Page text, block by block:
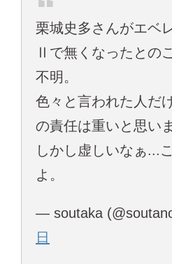
栗城史多さんがエベ
Ⅱで無くなったとの
不明。
色々と言われた人だ
の責任は重いと思い
しかし虚しいなぁ...
よ。
— soutaka
日